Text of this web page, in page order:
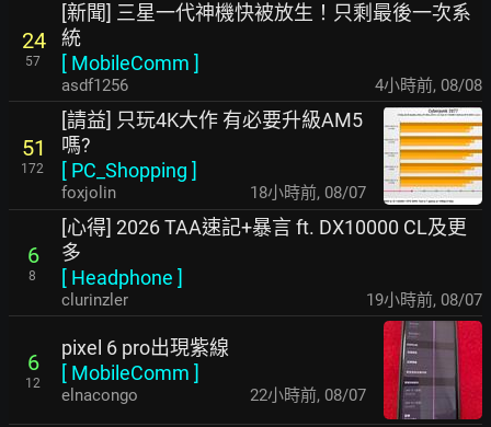
24
57
[新聞] 三星一代神機快被放生！只剩最後一次系
統
[ MobileComm ]
asdf1256 4小時前, 08/08
51
172
[請益] 只玩4K大作 有必要升級AM5
嗎?
[ PC_Shopping ]
foxjolin 18小時前, 08/07
6
8
[心得] 2026 TAA速記+暴言 ft. DX10000 CL及更
多
[ Headphone ]
clurinzler 19小時前, 08/07
6
12
pixel 6 pro出現紫線
[ MobileComm ]
elnacongo 22小時前, 08/07